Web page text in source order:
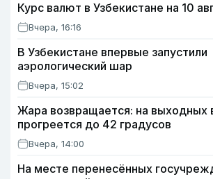
Курс валют в Узбекистане на 10
Вчера, 16:16
В Узбекистане впервые запустили
аэрологический шар
Вчера, 15:02
Жара возвращается: на выходных
прогреется до 42 градусов
Вчера, 14:00
На месте перенесённых